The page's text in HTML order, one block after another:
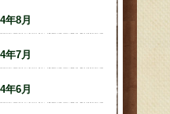
年8月
年7月
年6月